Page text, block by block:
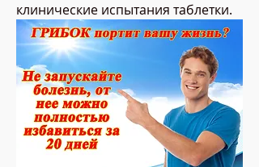
клинические испытания таблетки.